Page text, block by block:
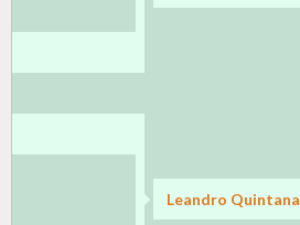
Leandro Quintana